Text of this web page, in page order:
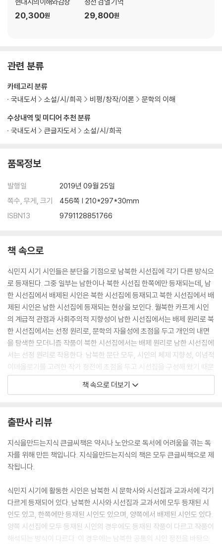
4) 결론
2. 북한 시선집의 배제 원리, 감상성과 낭만성
4) 결론
V. 민족이라는 동일성 형성의 이데올로기
VI. 국경을 횡단하는 시 텍스트의 정전성
참고 문헌
지은이에 대해
현대시의이해와감상
20,300원
정전 검열 기억
29,800원
관련 분류
수상내역 및 미디어 추천 분류
국내도서
큰글자도서 소설/시/희곡
카테고리 분류
국내도서
소설/시/희곡 비평/창작/이론 문학의 이해
품목정보
발행일
2019년 09월 25일
쪽수, 무게, 크기
456쪽 | 210*297*30mm
ISBN13
9791128851766
책 속으로
식민지 시기 시인들은 분단을 기점으로 남북한 시선집에 각기 다른 방식으
로 등재된다. 그중 일부는 남한이나 북한 시선집 한쪽에만 등재되는데, 남
한 시선집에서 배제된 시인은 북한 시선집에 등재되고 북한 시선집에서 배
제된 시인은 남한 시선집에 등재되는 현상을 보인다. 월북한 카프계 시인
의 계급적 관점과 사회주의적 지향성이 남한 시선집에서는 배제 원리로 북
한 시선집에서는 선정 원리로, 문학의 자율성에 초점을 두고 개인의 내면
을 탐색한 모더니즘 작품이 북한 시선집에서는 배제 원리로 남한 시선집에
서는 선정 원리로 작용한다. 남북한 문단 모두, 시인의 체제 지향성, 이념적
이데올로기를 고려한 작가 정전에 초점을 두고 시선집을 구성해 왔기 때문
이다.
한 시단은 1992년에 발간한 시선집에서부터 친일계, 북로당계, 모더니즘
계 시인들을 등재한다. 남한 시선집은 월북 시인이나 카프 시인을 복권하
는 차원에서 시인 중심으로, 북한 시선집은 인민성과 향토성에 초점을 둔
작품 중심으로 시선집을 구성한다. 북한은 친일 행적을 하거나 반공 이데
재한다. 그 결과 시선집에 등재된 시인과 작품 수는 북한 시선집이 남한 시
선집보다 더 많은 현상이 나타난다.
--- 본문 중에서
책 속으로 더보기
출판사 리뷰
지식을만드는지식 큰글씨책은 약시나 노안으로 독서에 어려움을 겪는 독
자를 위해 만든 책입니다. 지식을만드는지식의 책은 모두 큰글씨책으로 제
작됩니다.
식민지 시기에 활동한 시인은 남북한 시 문학사와 시선집과 교과서에 각기
다르게 등재되어 있다. 남북한 시사와 시선집과 교과서에 모두 등재된 시
인도 있고, 한쪽에만 등재된 시인도 있으며, 양쪽에서 배제된 시인도 있다.
양쪽 시선집에 모두 등재된 시인의 경우에도 등재된 작품이 다르고 작품이
해석되는 방식이 다르다. 이 경우에는 남북한 공통의 시인 정전을 바탕으